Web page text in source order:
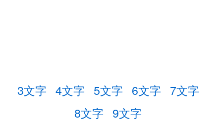
3文字 4文字 5文字 6文字 7文字
8文字 9文字